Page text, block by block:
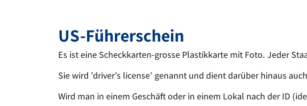
US-Führerschein
Es ist eine Scheckkarten-grosse Plastikkarte mit Foto. Jeder
Sie wird ’driver’s license’ genannt und dient darüber hinaus
Wird man in einem Geschäft oder in einem Lokal nach der ID